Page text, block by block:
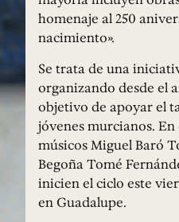
homenaje al 250
nacimiento».
Se trata de una
organizando desde el
objetivo de apoyar el
jóvenes murcianos.
músicos Miguel Baró
Begoña Tomé
inicien el ciclo este
en Guadalupe.